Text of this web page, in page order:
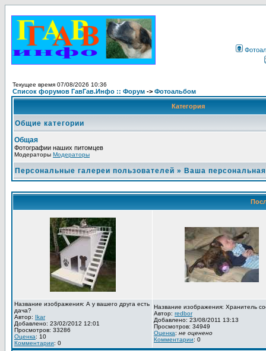
Текущее время 07/08/2026 10:36
Список форумов ГавГав.Инфо :: Форум -> Фотоальбом
Категория
Общие категории
Общая
Фотографии наших питомцев
Модераторы Модераторы
Персональные галереи пользователей » Ваша
Название изображения: А у вашего друга есть
дача?
Автор: Ikar
Добавлено: 23/02/2012 12:01
Просмотров: 33286
Оценка: 10
Комментарии: 0
Название изображения: Хранитель
Автор: redbor
Добавлено: 23/08/2011 13:13
Просмотров: 34949
Оценка: не оценено
Комментарии: 0